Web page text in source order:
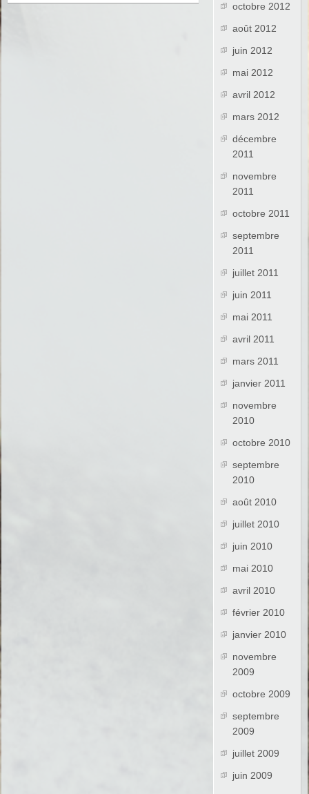
octobre 2012
août 2012
juin 2012
mai 2012
avril 2012
mars 2012
décembre
2011
novembre
2011
octobre 2011
septembre
2011
juillet 2011
juin 2011
mai 2011
avril 2011
mars 2011
janvier 2011
novembre
2010
octobre 2010
septembre
2010
août 2010
juillet 2010
juin 2010
mai 2010
avril 2010
février 2010
janvier 2010
novembre
2009
octobre 2009
septembre
2009
juillet 2009
juin 2009